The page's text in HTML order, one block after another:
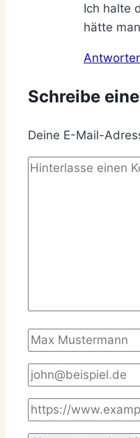
Ich halte
hätte
Schreibe
Deine E-Mail-